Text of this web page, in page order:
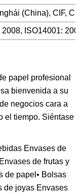
(China), CIF,
2008, ISO14001:
papel profesional
bienvenida a su
negocios cara a
el tiempo. Siéntase
Envases de
de frutas y
de papel• Bolsas
de joyas Envases